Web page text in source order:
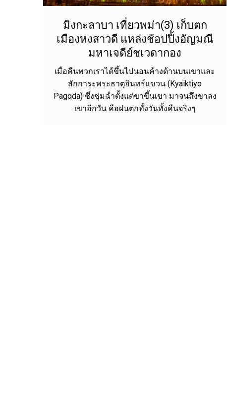
มิงกะลาบา เที่ยวพม่า(3) เก็บตก
เมืองหงสาวดี แหล่งช้อปปิ้งอัญมณี
มหาเจดีย์ชเวดากอง
เมื่อคืนพวกเราได้ขึ้นไปนอนค้างด้านบนเขาและ
สักการะพระธาตุอินทร์แขวน (Kyaiktiyo
Pagoda) ซึ่งชุ่มฉ่ำตั้งแต่ขาขึ้นเขา มาจนถึงขาลง
เขาอีกวัน คือฝนตกทั้งวันทั้งคืนจริงๆ